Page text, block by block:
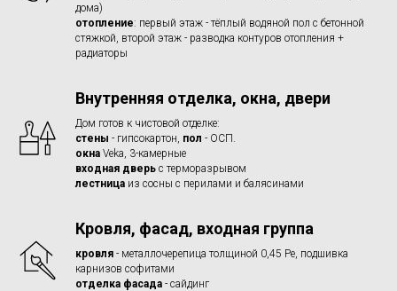
дома)
отопление: первый этаж - тёплый водяной пол с бетонной
стяжкой, второй этаж - разводка контуров отопления +
радиаторы
Внутренняя отделка, окна, двери
Дом готов к чистовой отделке:
стены - гипсокартон, пол - ОСП.
окна Veka, 3-камерные
входная дверь с терморазрывом
лестница из сосны с перилами и балясинами
Кровля, фасад, входная группа
кровля - металлочерепица толщиной 0,45 Ре, подшивка
карнизов софитами
отделка фасада - сайдинг